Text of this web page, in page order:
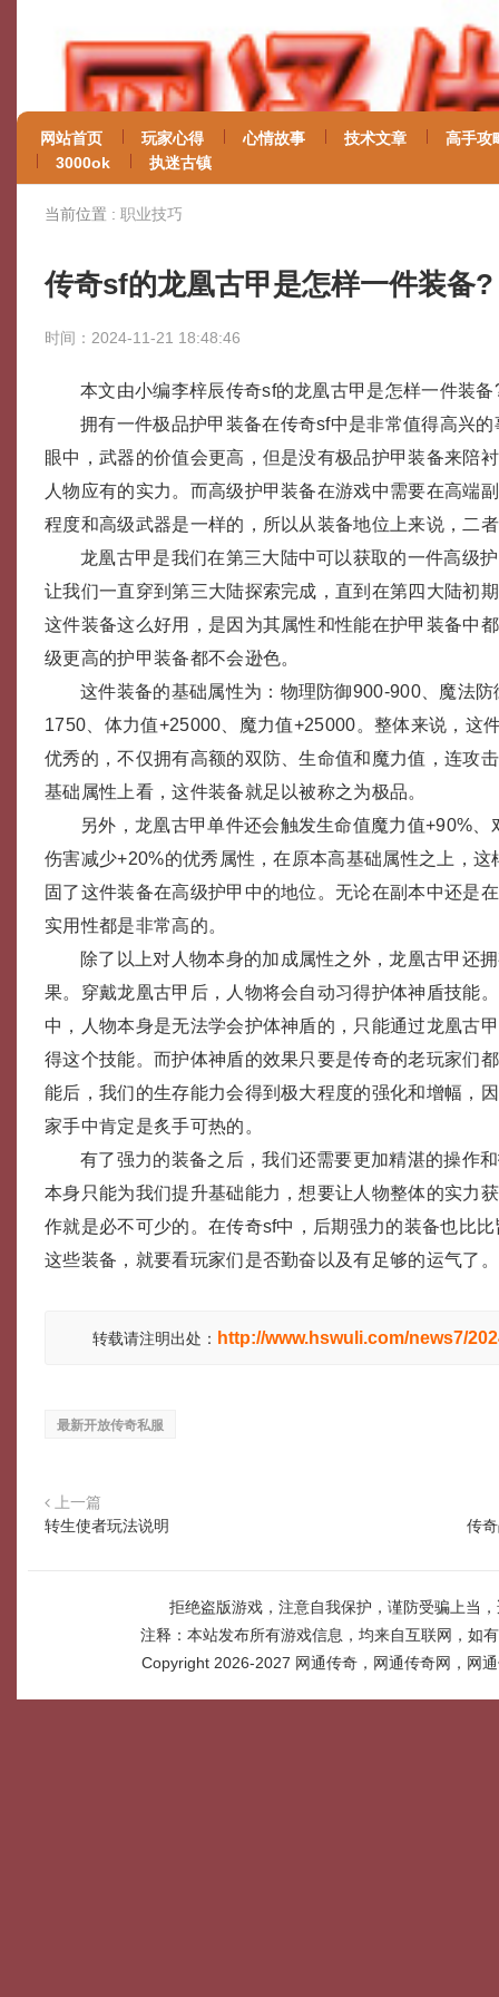
网站首页 玩家心得 心情故事 技术文章
高手攻
3000ok
执迷古镇
当前位置 : 职业技巧
传奇sf的龙凰古甲是怎样一件装备?
时间：2024-11-21 18:48:46
本文由小编李梓辰传奇sf的龙凰古甲是怎样一件装备
拥有一件极品护甲装备在传奇sf中是非常值得高兴
眼中，武器的价值会更高，但是没有极品护甲装备来陪
人物应有的实力。而高级护甲装备在游戏中需要在高端
程度和高级武器是一样的，所以从装备地位上来说，二
龙凰古甲是我们在第三大陆中可以获取的一件高级
让我们一直穿到第三大陆探索完成，直到在第四大陆初
这件装备这么好用，是因为其属性和性能在护甲装备中
级更高的护甲装备都不会逊色。
这件装备的基础属性为：物理防御900-900、魔法
1750、体力值+25000、魔力值+25000。整体来说，这
优秀的，不仅拥有高额的双防、生命值和魔力值，连攻
基础属性上看，这件装备就足以被称之为极品。
另外，龙凰古甲单件还会触发生命值魔力值+90%
伤害减少+20%的优秀属性，在原本高基础属性之上，这
固了这件装备在高级护甲中的地位。无论在副本中还是
实用性都是非常高的。
除了以上对人物本身的加成属性之外，龙凰古甲还
果。穿戴龙凰古甲后，人物将会自动习得护体神盾技能
中，人物本身是无法学会护体神盾的，只能通过龙凰古
得这个技能。而护体神盾的效果只要是传奇的老玩家们
能后，我们的生存能力会得到极大程度的强化和增幅，
家手中肯定是炙手可热的。
有了强力的装备之后，我们还需要更加精湛的操作
本身只能为我们提升基础能力，想要让人物整体的实力
作就是必不可少的。在传奇sf中，后期强力的装备也比
这些装备，就要看玩家们是否勤奋以及有足够的运气了。
转载请注明出处： http://www.hswuli.com/news7/
最新开放传奇私服
上一篇
转生使者玩法说明
传
拒绝盗版游戏，注意自我保护，谨防受骗上当
注释：本站发布所有游戏信息，均来自互联网，如
Copyright 2026-2027 网通传奇，网通传奇网，网